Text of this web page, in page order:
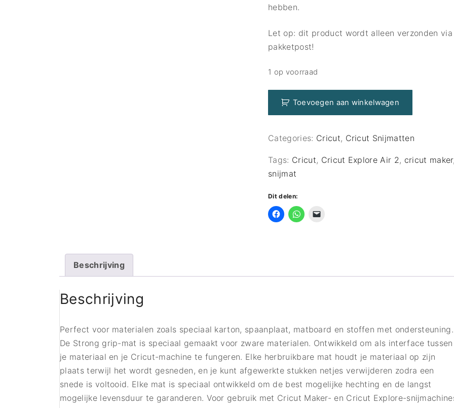
Cricut Snijmatten
Haakpatronen
hebben.
Let op: dit product wordt alleen verzonden via
pakketpost!
1 op voorraad
snijmat
grip
12"x12"
aantal
Toevoegen aan winkelwagen
Categories: Cricut, Cricut Snijmatten
Tags: Cricut, Cricut Explore Air 2, cricut maker,
snijmat
Dit delen:
Beschrijving
Beschrijving
Perfect voor materialen zoals speciaal karton, spaanplaat, matboard en stoffen met ondersteuning.
De Strong grip-mat is speciaal gemaakt voor zware materialen. Ontwikkeld om als interface tussen
je materiaal en je Cricut-machine te fungeren. Elke herbruikbare mat houdt je materiaal op zijn
plaats terwijl het wordt gesneden, en je kunt afgewerkte stukken netjes verwijderen zodra een
snede is voltooid. Elke mat is speciaal ontwikkeld om de best mogelijke hechting en de langst
mogelijke levensduur te garanderen. Voor gebruik met Cricut Maker- en Cricut Explore-